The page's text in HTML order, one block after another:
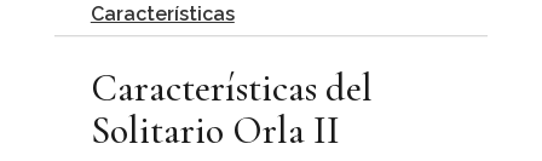
Características
Características del
Solitario Orla II